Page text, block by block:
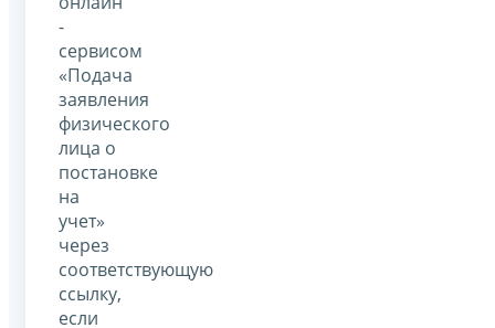
-
сервисом
«Подача
заявления
физического
лица о
постановке
на
учет»
через
соответствующую
ссылку,
если